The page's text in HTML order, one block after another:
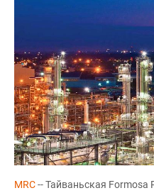
MRC-- Тайваньская Formosa